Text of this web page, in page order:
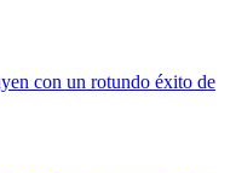
con un rotundo éxito de